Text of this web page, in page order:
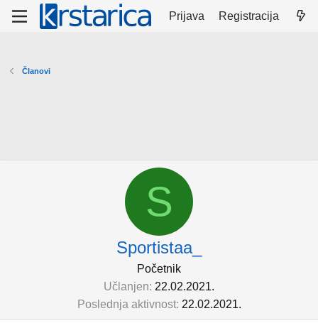
Prijava Registracija
Članovi
S
Sportistaa_
Početnik
Učlanjen 22.02.2021.
Poslednja aktivnost 22.02.2021.